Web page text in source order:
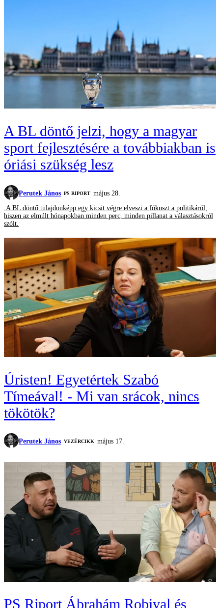
A BL döntő jelzi, hogy a magyar
sport fejlesztésére a továbbiakban is
óriási szükség lesz
Perutek János ‎PS RIPORT május 28.
.A BL döntő tulajdonképp egy kicsit végre elveszi a fókuszt a politikáról,
hiszen az elmúlt hónapokban minden perc, minden pillanat a választásokról
szólt.
Úristen! Egyetértek Szabó
Tímeával! - Mi van srácok, nincs
tökötök?
Perutek János VEZÉRCIKK május 17.
PS Riport Ábrahám Robival és